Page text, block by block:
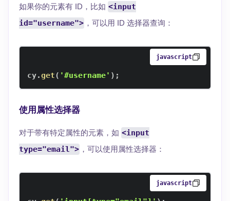
如果你的元素有 ID，比如 <input
id="username"> ，可以用 ID 选择器查询：
javascript
cy.get( '#username' ) ;
使用属性选择器
对于带有特定属性的元素，如 <input
type="email"> ，可以使用属性选择器：
javascript